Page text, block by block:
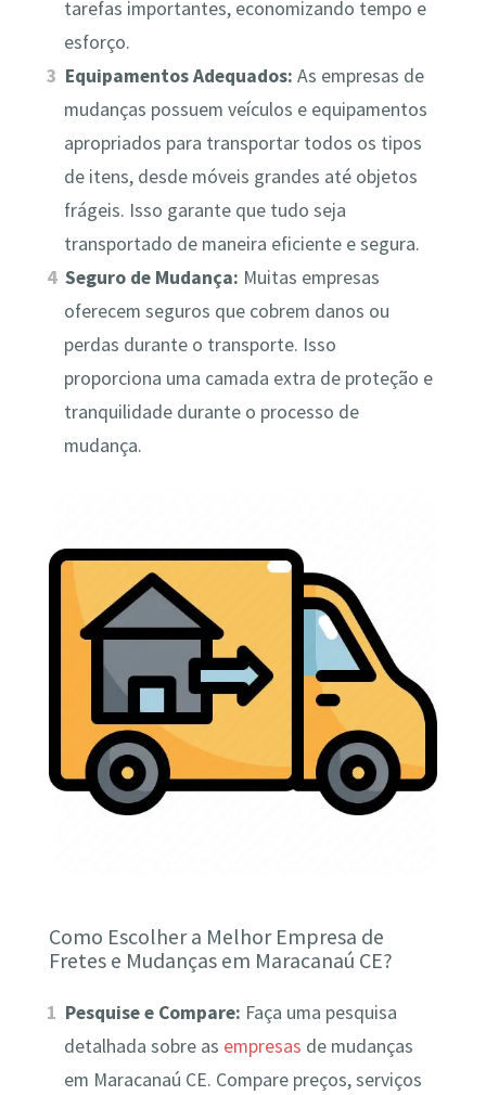
tarefas importantes, economizando tempo e
esforço.
Equipamentos Adequados: As empresas de
mudanças possuem veículos e equipamentos
apropriados para transportar todos os tipos
de itens, desde móveis grandes até objetos
frágeis. Isso garante que tudo seja
transportado de maneira eficiente e segura.
Seguro de Mudança: Muitas empresas
oferecem seguros que cobrem danos ou
perdas durante o transporte. Isso
proporciona uma camada extra de proteção e
tranquilidade durante o processo de
mudança.
Como Escolher a Melhor Empresa de
Fretes e Mudanças em Maracanaú CE?
Pesquise e Compare: Faça uma pesquisa
detalhada sobre as empresas de mudanças
em Maracanaú CE. Compare preços, serviços